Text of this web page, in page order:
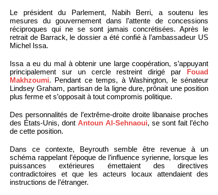
Le président du Parlement, Nabih Berri, a soutenu les
mesures du gouvernement dans l’attente de concessions
réciproques qui ne se sont jamais concrétisées. Après le
retrait de Barrack, le dossier a été confié à l’ambassadeur US
Michel Issa.
Issa a eu du mal à obtenir une large coopération, s’appuyant
principalement sur un cercle restreint dirigé par Fouad
Makhzoumi. Pendant ce temps, à Washington, le sénateur
Lindsey Graham, partisan de la ligne dure, prônait une position
plus ferme et s’opposait à tout compromis politique.
Des personnalités de l’extrême-droite droite libanaise proches
des États-Unis, dont Antoun Al-Sehnaoui, se sont fait l’écho
de cette position.
Dans ce contexte, Beyrouth semble être revenue à un
schéma rappelant l’époque de l’influence syrienne, lorsque les
puissances extérieures émettaient des directives
contradictoires et que les acteurs locaux attendaient des
instructions de l’étranger.